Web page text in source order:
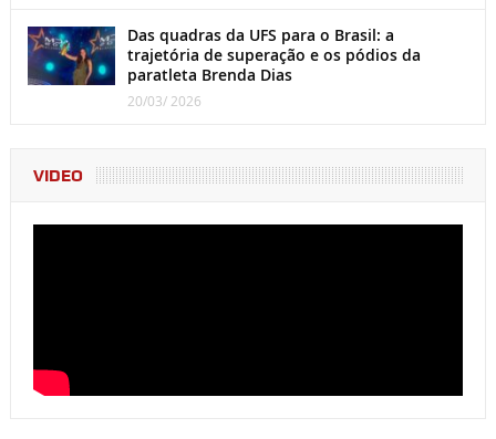
Das quadras da UFS para o Brasil: a
trajetória de superação e os pódios da
paratleta Brenda Dias
20/03/ 2026
VIDEO